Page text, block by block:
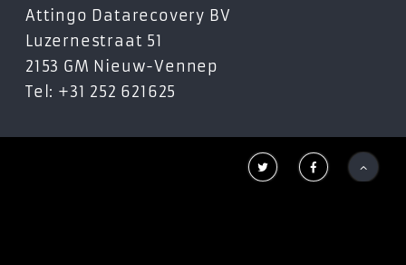
MZ-V9P4T0CW
MZ-V9P4T0GW
990 EVO Plus
MZ-V9S1T0B
Attingo Datarecovery BV
Luzernestraat 51
2153 GM Nieuw-Vennep
Tel: +31 252 621625
  